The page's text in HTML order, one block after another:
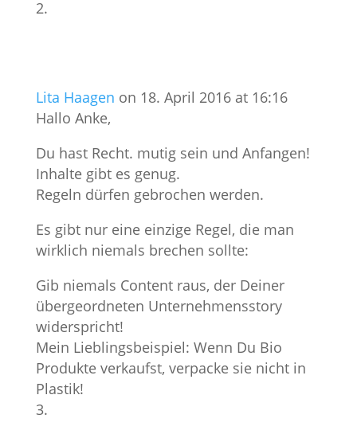
Lita Haagen on 18. April 2016 at 16:16
Hallo Anke,
Du hast Recht. mutig sein und Anfangen!
Inhalte gibt es genug.
Regeln dürfen gebrochen werden.
Es gibt nur eine einzige Regel, die man
wirklich niemals brechen sollte:
Gib niemals Content raus, der Deiner
übergeordneten Unternehmensstory
widerspricht!
Mein Lieblingsbeispiel: Wenn Du Bio
Produkte verkaufst, verpacke sie nicht in
Plastik!